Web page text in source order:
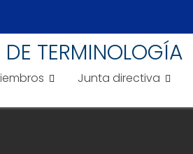
TERMINOLOGÍA
Junta directiva